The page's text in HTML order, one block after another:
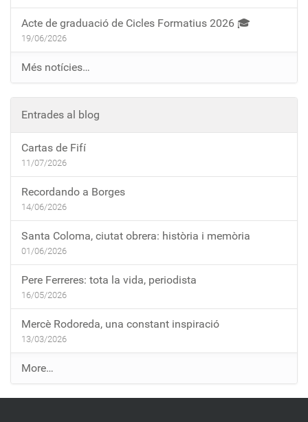
Acte de graduació de Cicles Formatius 2026 🎓
19/06/2026
Més notícies…
Entrades al blog
Cartas de Fifí
11/07/2026
Recordando a Borges
14/06/2026
Santa Coloma, ciutat obrera: història i memòria
01/06/2026
Pere Ferreres: tota la vida, periodista
16/05/2026
Mercè Rodoreda, una constant inspiració
13/03/2026
E
n
t
More…